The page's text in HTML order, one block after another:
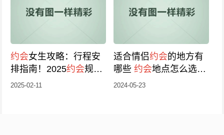
约会女生攻略：行程安
排指南！2025约会规划
参考
2025-02-11
适合情侣约会的地方有
哪些 约会地点怎么选择
比较好
2024-05-23